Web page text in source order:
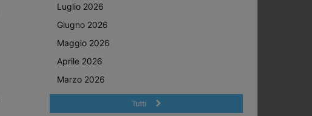
Luglio 2026
Giugno 2026
Maggio 2026
Aprile 2026
Marzo 2026
Tutti